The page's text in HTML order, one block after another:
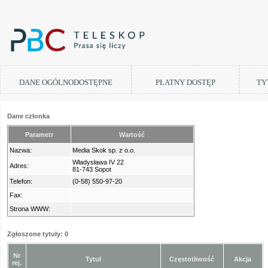
DANE OGÓLNODOSTĘPNE PŁATNY DOSTĘP
Dane członka
Parametr Wartość
Nazwa: Media Skok sp. z o.o.
Adres:
Władysława IV 22
81-743 Sopot
Telefon:
(0-58) 550-97-20
Fax:
Strona WWW:
Zgłoszone tytuły: 0
Nr
rej.
Tytuł Częstotliwość Akcja